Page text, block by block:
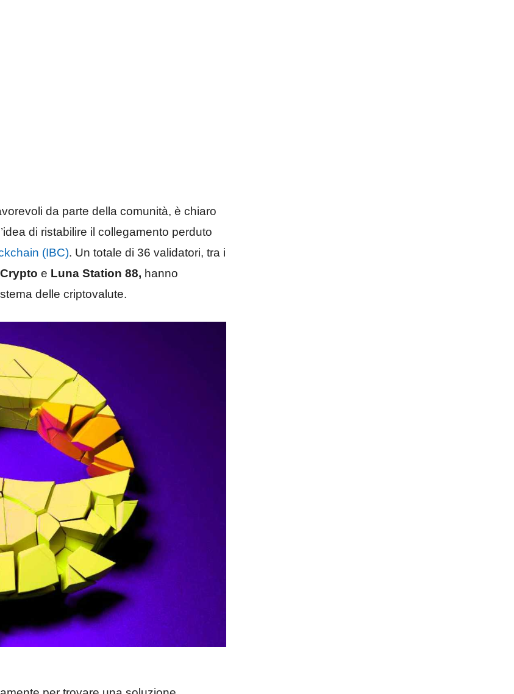
da parte della comunità, è chiaro
di ristabilire il collegamento perduto
(IBC). Un totale di 36 validatori, tra i
e Luna Station 88, hanno
delle criptovalute.